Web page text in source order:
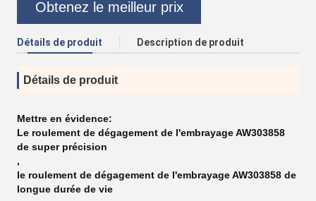
Obtenez le meilleur prix
Détails de produit Description de produit
Détails de produit
Mettre en évidence:
Le roulement de dégagement de l'embrayage AW303858
de super précision
,
le roulement de dégagement de l'embrayage AW303858 de
longue durée de vie